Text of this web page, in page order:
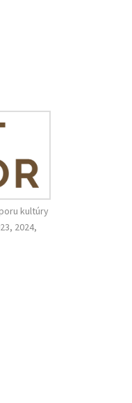
kultúry
2024,